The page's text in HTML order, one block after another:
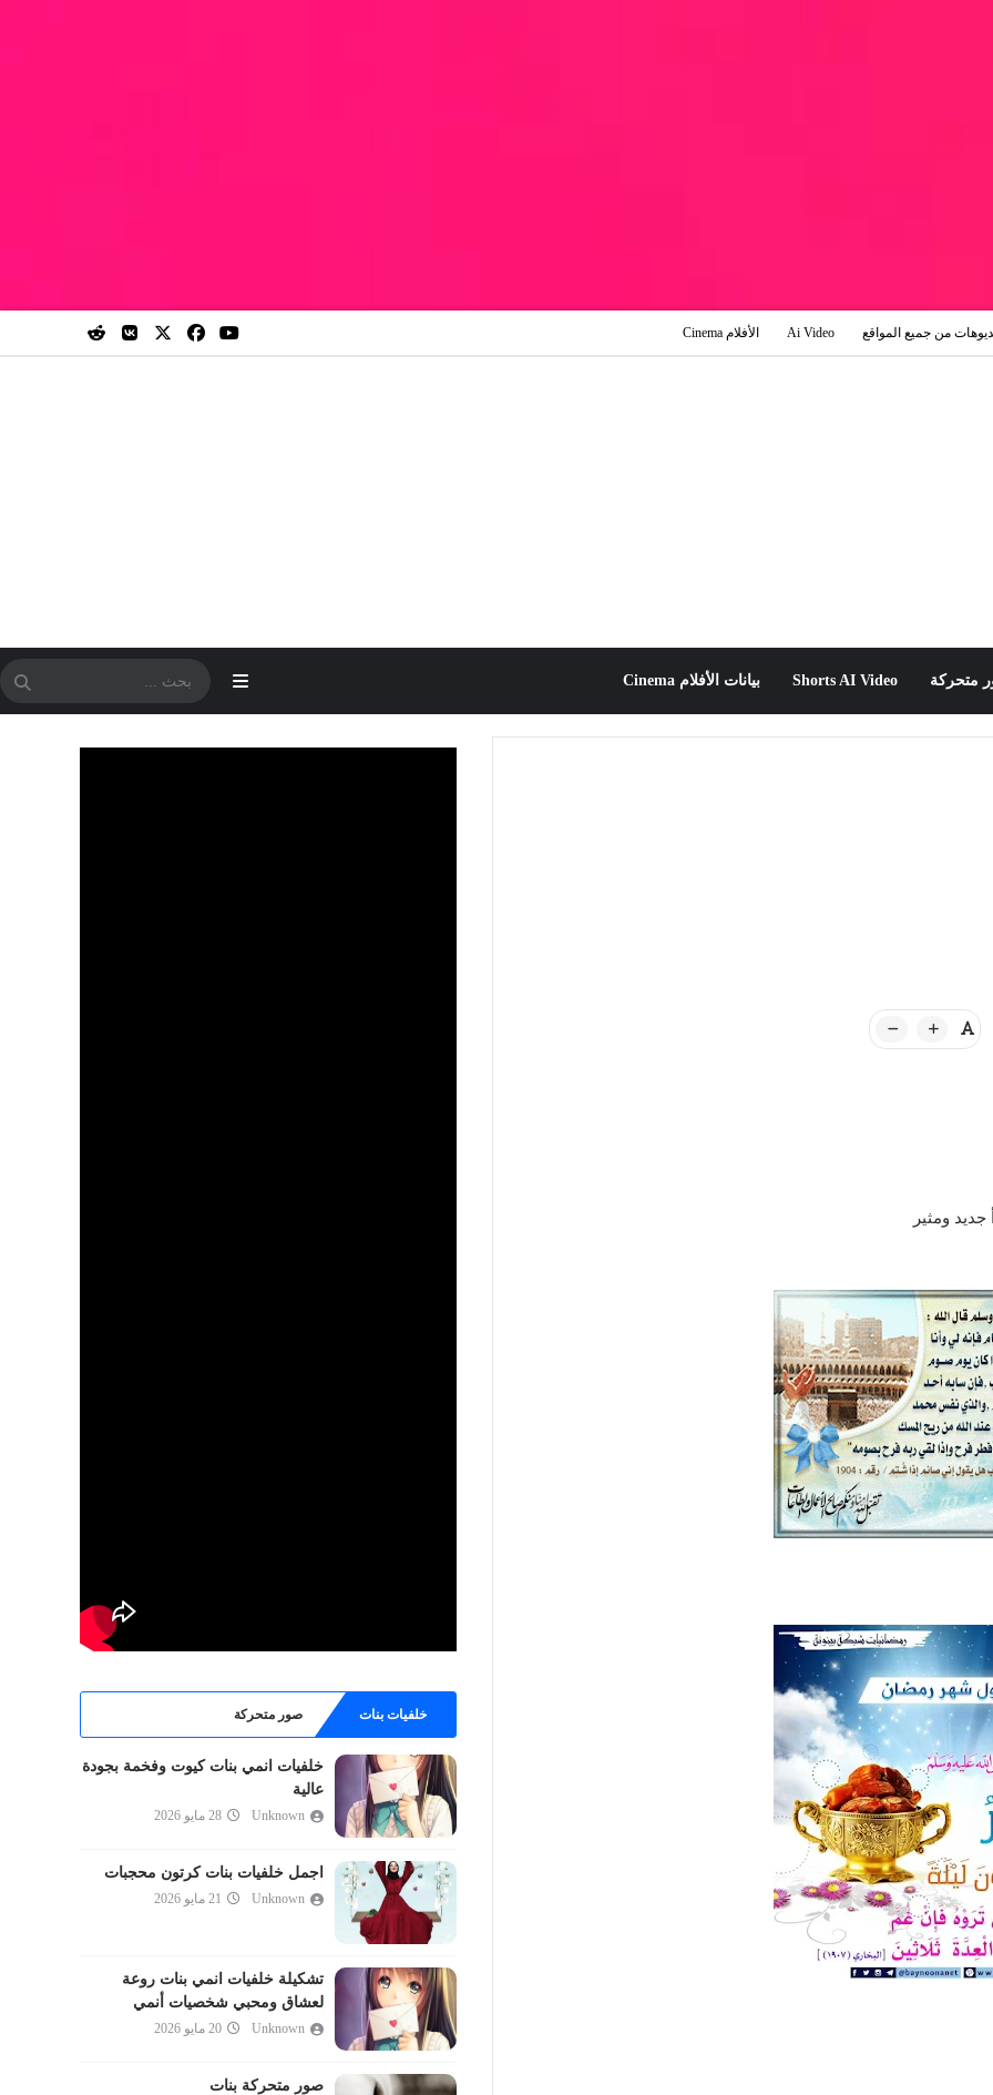
من جميع المواقع Ai Video الأفلام Cinema
متحركة Shorts AI Video بيانات الأفلام Cinema
ومثير
خلفيات بنات صور متحركة
خلفيات انمي بنات كيوت وفخمة بجودة
عالية
Unknown 28 مايو 2026
اجمل خلفيات بنات كرتون محجبات
Unknown 21 مايو 2026
تشكيلة خلفيات انمي بنات روعة
لعشاق ومحبي شخصيات أنمي
Unknown 20 مايو 2026
صور متحركة بنات